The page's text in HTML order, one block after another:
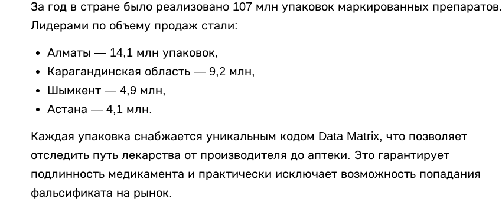
За год в стране было реализовано 107 млн упаковок маркированных препаратов.
Лидерами по объему продаж стали:
Алматы — 14,1 млн упаковок,
Карагандинская область — 9,2 млн,
Шымкент — 4,9 млн,
Астана — 4,1 млн.
Каждая упаковка снабжается уникальным кодом Data Matrix, что позволяет
отследить путь лекарства от производителя до аптеки. Это гарантирует
подлинность медикамента и практически исключает возможность попадания
фальсификата на рынок.